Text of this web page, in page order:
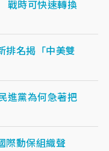
戰時可快速轉換
排名揭「中美雙
進黨為何急著把
際動保組織聲